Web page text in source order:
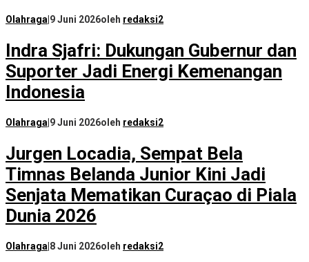
Olahraga 9 Juni 2026oleh redaksi2
Indra Sjafri: Dukungan Gubernur dan
Suporter Jadi Energi Kemenangan
Indonesia
Olahraga 9 Juni 2026oleh redaksi2
Jurgen Locadia, Sempat Bela
Timnas Belanda Junior Kini Jadi
Senjata Mematikan Curaçao di Piala
Dunia 2026
Olahraga 8 Juni 2026oleh redaksi2